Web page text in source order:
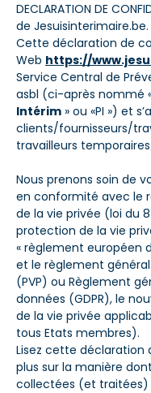
DECLARATION DE
de Jesuisinterimaire.be.
Cette déclaration de
Web https://
Service Central de
asbl (ci-après nommé «
Intérim » ou «PI ») et
clients/fournisseurs/
travailleurs
Nous prenons soin de
en conformité avec le
de la vie privée (loi du
protection de la vie
« règlement européen
et le règlement
(PVP) ou Règlement
données (GDPR), le
de la vie privée
tous Etats membres).
Lisez cette déclaration
plus sur la manière
collectées (et traitées)